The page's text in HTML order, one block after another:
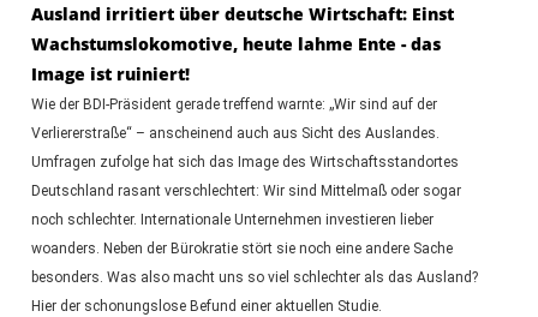
Ausland irritiert über deutsche Wirtschaft: Einst
Wachstumslokomotive, heute lahme Ente - das
Image ist ruiniert!
Wie der BDI-Präsident gerade treffend warnte: „Wir sind auf der
Verliererstraße“ – anscheinend auch aus Sicht des Auslandes.
Umfragen zufolge hat sich das Image des Wirtschaftsstandortes
Deutschland rasant verschlechtert: Wir sind Mittelmaß oder sogar
noch schlechter. Internationale Unternehmen investieren lieber
woanders. Neben der Bürokratie stört sie noch eine andere Sache
besonders. Was also macht uns so viel schlechter als das Ausland?
Hier der schonungslose Befund einer aktuellen Studie.